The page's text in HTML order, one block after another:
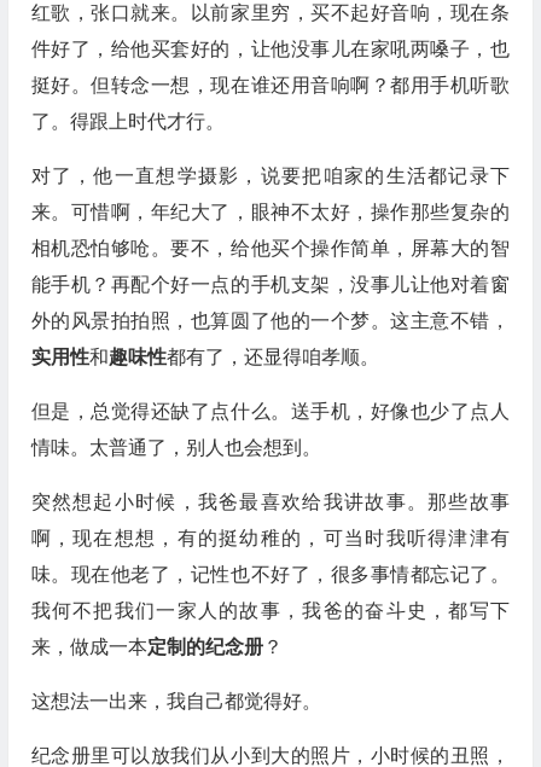
红歌，张口就来。以前家里穷，买不起好音响，现在条
件好了，给他买套好的，让他没事儿在家吼两嗓子，也
挺好。但转念一想，现在谁还用音响啊？都用手机听歌
了。得跟上时代才行。
对了，他一直想学摄影，说要把咱家的生活都记录下
来。可惜啊，年纪大了，眼神不太好，操作那些复杂的
相机恐怕够呛。要不，给他买个操作简单，屏幕大的智
能手机？再配个好一点的手机支架，没事儿让他对着窗
外的风景拍拍照，也算圆了他的一个梦。这主意不错，
实用性和趣味性都有了，还显得咱孝顺。
但是，总觉得还缺了点什么。送手机，好像也少了点人
情味。太普通了，别人也会想到。
突然想起小时候，我爸最喜欢给我讲故事。那些故事
啊，现在想想，有的挺幼稚的，可当时我听得津津有
味。现在他老了，记性也不好了，很多事情都忘记了。
我何不把我们一家人的故事，我爸的奋斗史，都写下
来，做成一本定制的纪念册？
这想法一出来，我自己都觉得好。
纪念册里可以放我们从小到大的照片，小时候的丑照，